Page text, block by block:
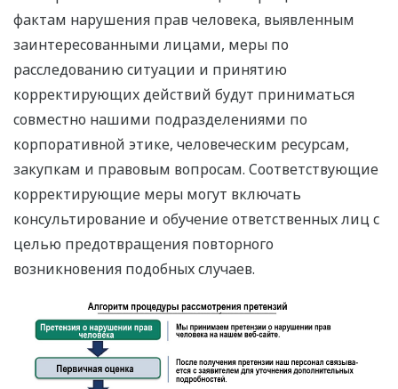
фактам нарушения прав человека, выявленным
заинтересованными лицами, меры по
расследованию ситуации и принятию
корректирующих действий будут приниматься
совместно нашими подразделениями по
корпоративной этике, человеческим ресурсам,
закупкам и правовым вопросам. Соответствующие
корректирующие меры могут включать
консультирование и обучение ответственных лиц с
целью предотвращения повторного
возникновения подобных случаев.